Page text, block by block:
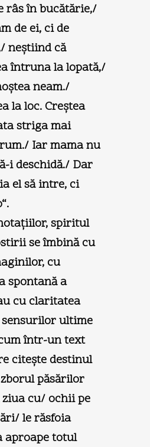
râs în bucătărie,/
de ei, ci de
neştiind că
întruna la lopată,/
neam./
la loc. Creştea
striga mai
Iar mama nu
i deschidă./ Dar
el să intre, ci
spiritul
se îmbină cu
cu
spontană a
cu claritatea
ultime
într-un text
citeşte destinul
păsărilor
ziua cu/ ochii pe
le răsfoia
totul